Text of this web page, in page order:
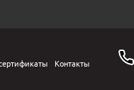
Контакты